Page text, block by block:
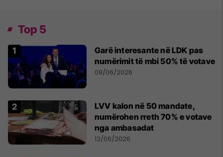
Top 5
Garë interesante në LDK pas
numërimit të mbi 50% të votave
09/06/2026
LVV kalon në 50 mandate,
numërohen rreth 70% e votave
nga ambasadat
12/06/2026